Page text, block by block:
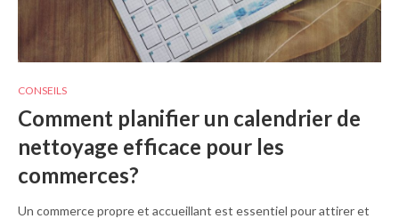
CONSEILS
Comment planifier un calendrier de
nettoyage efficace pour les
commerces?
Un commerce propre et accueillant est essentiel pour attirer et